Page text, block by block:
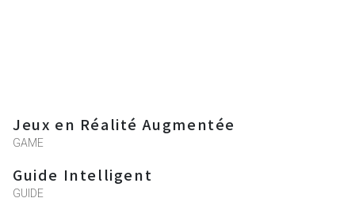
Jeux en Réalité Augmentée
GAME
Guide Intelligent
GUIDE